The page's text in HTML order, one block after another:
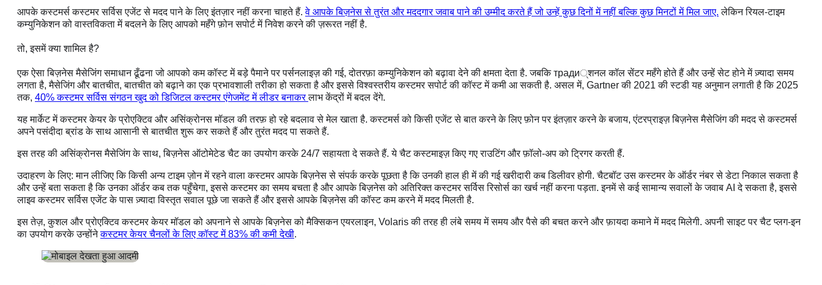
आपके कस्टमर्स कस्टमर सर्विस एजेंट से मदद पाने के लिए इंतज़ार नहीं करना चाहते हैं.वे आपके बिज़नेस से तुरंत और मददगार जवाब पाने की उम्मीद करते हैं जो उन्हें कुछ दिनों में नहीं बल्कि कुछ मिनटों में मिल जाए. लेकिन रियल-टाइम
कम्युनिकेशन को वास्तविकता में बदलने के लिए आपको महँगे फ़ोन सपोर्ट में निवेश करने की ज़रूरत नहीं है.
तो, इसमें क्या शामिल है?
एक ऐसा बिज़नेस मैसेजिंग समाधान ढूँढना जो आपको कम कॉस्ट में बड़े पैमाने पर पर्सनलाइज़ की गई, दोतरफ़ा कम्युनिकेशन को बढ़ावा देने की क्षमता देता है. जबकि тради्शनल कॉल सेंटर महँगे होते हैं और उन्हें सेट होने में ज़्यादा समय
लगता है, मैसेजिंग और बातचीत, बातचीत को बढ़ाने का एक प्रभावशाली तरीका हो सकता है और इससे विश्वस्तरीय कस्टमर सपोर्ट की कॉस्ट में कमी आ सकती है. असल में, Gartner की 2021 की स्टडी यह अनुमान लगाती है कि 2025
तक, 40% कस्टमर सर्विस संगठन खुद को डिजिटल कस्टमर एंगेजमेंट में लीडर बनाकरलाभ केंद्रों में बदल देंगे.
यह मार्केट में कस्टमर केयर के प्रोएक्टिव और असिंक्रोनस मॉडल की तरफ़ हो रहे बदलाव से मेल खाता है. कस्टमर्स को किसी एजेंट से बात करने के लिए फ़ोन पर इंतज़ार करने के बजाय, एंटरप्राइज़ बिज़नेस मैसेजिंग की मदद से कस्टमर्स
अपने पसंदीदा ब्रांड के साथ आसानी से बातचीत शुरू कर सकते हैं और तुरंत मदद पा सकते हैं.
इस तरह की असिंक्रोनस मैसेजिंग के साथ, बिज़नेस ऑटोमेटेड चैट का उपयोग करके 24/7 सहायता दे सकते हैं. ये चैट कस्टमाइज़ किए गए राउटिंग और फ़ॉलो-अप को ट्रिगर करती हैं.
उदाहरण के लिए: मान लीजिए कि किसी अन्य टाइम ज़ोन में रहने वाला कस्टमर आपके बिज़नेस से संपर्क करके पूछता है कि उनकी हाल ही में की गई खरीदारी कब डिलीवर होगी. चैटबॉट उस कस्टमर के ऑर्डर नंबर से डेटा निकाल सकता है
और उन्हें बता सकता है कि उनका ऑर्डर कब तक पहुँचेगा, इससे कस्टमर का समय बचता है और आपके बिज़नेस को अतिरिक्त कस्टमर सर्विस रिसोर्स का खर्च नहीं करना पड़ता. इनमें से कई सामान्य सवालों के जवाब AI दे सकता है, इससे
लाइव कस्टमर सर्विस एजेंट के पास ज़्यादा विस्तृत सवाल पूछे जा सकते हैं और इससे आपके बिज़नेस की कॉस्ट कम करने में मदद मिलती है.
इस तेज़, कुशल और प्रोएक्टिव कस्टमर केयर मॉडल को अपनाने से आपके बिज़नेस को मैक्सिकन एयरलाइन, Volaris की तरह ही लंबे समय में समय और पैसे की बचत करने और फ़ायदा कमाने में मदद मिलेगी. अपनी साइट पर चैट प्लग-इन
का उपयोग करके उन्होंनेकस्टमर केयर चैनलों के लिए कॉस्ट में 83% की कमी देखी.